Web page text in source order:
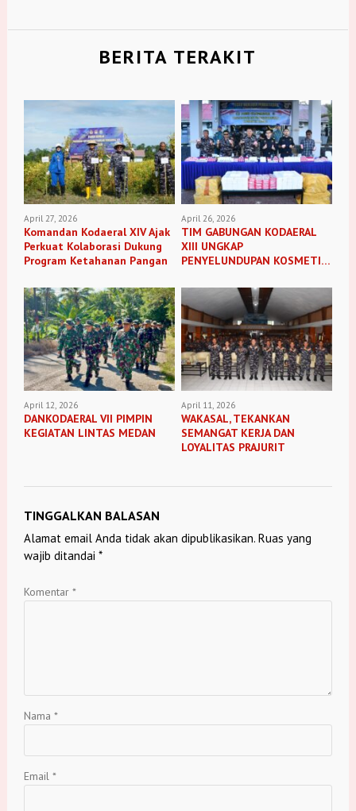
BERITA TERAKIT
April 27, 2026
Komandan Kodaeral XIV Ajak
Perkuat Kolaborasi Dukung
Program Ketahanan Pangan
April 26, 2026
TIM GABUNGAN KODAERAL
XIII UNGKAP
PENYELUNDUPAN KOSMETIK
April 12, 2026
DANKODAERAL VII PIMPIN
KEGIATAN LINTAS MEDAN
April 11, 2026
WAKASAL, TEKANKAN
SEMANGAT KERJA DAN
LOYALITAS PRAJURIT
TINGGALKAN BALASAN
Alamat email Anda tidak akan dipublikasikan. Ruas yang
wajib ditandai *
Komentar *
Nama *
Email *